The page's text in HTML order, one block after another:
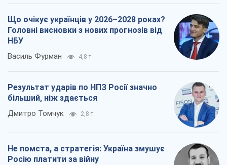
Що очікує українців у 2026–2028 роках?
Головні висновки з нових прогнозів від
НБУ
Василь Фурман 4,8 т.
Результат ударів по НПЗ Росії значно
більший, ніж здається
Дмитро Томчук 2,8 т.
Не помста, а стратегія: Україна змушує
Росію платити за війну